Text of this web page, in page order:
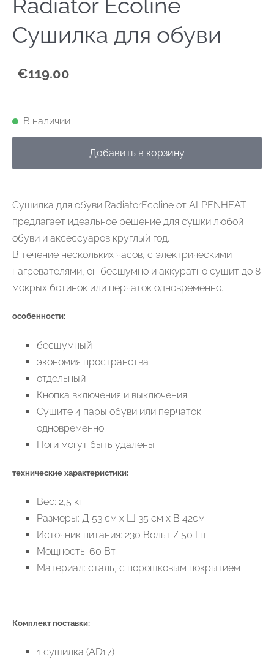
Radiator Ecoline
Сушилка для обуви
€119.00
В наличии
Добавить в корзину
Сушилка для обуви RadiatorEcoline от ALPENHEAT
предлагает идеальное решение для сушки любой
обуви и аксессуаров круглый год.
В течение нескольких часов, с электрическими
нагревателями, он бесшумно и аккуратно сушит до 8
мокрых ботинок или перчаток одновременно.
особенности:
бесшумный
экономия пространства
отдельный
Кнопка включения и выключения
Сушите 4 пары обуви или перчаток
одновременно
Ноги могут быть удалены
технические характеристики:
Вес: 2,5 кг
Размеры: Д 53 см х Ш 35 см х В 42см
Источник питания: 230 Вольт / 50 Гц
Мощность: 60 Вт
Материал: сталь, с порошковым покрытием
Комплект поставки:
1 сушилка (AD17)